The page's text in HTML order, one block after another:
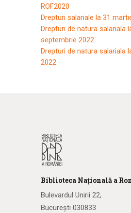
ROF2020
Drepturi salariale la 31
Drepturi de natura salariala
septembrie 2022
Drepturi de natura salariala
2022
Biblioteca Națională a R
Bulevardul Unirii 22,
București 030833